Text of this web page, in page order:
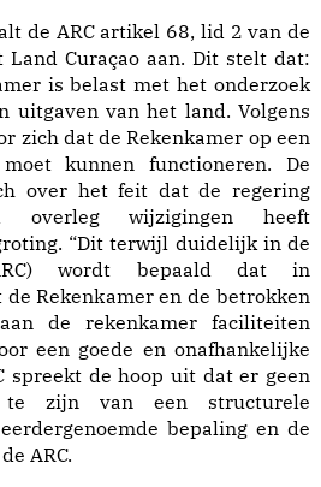
de ARC artikel 68, lid 2 van de
Land Curaçao aan. Dit stelt dat:
is belast met het onderzoek
uitgaven van het land. Volgens
zich dat de Rekenkamer op een
kunnen functioneren. De
over het feit dat de regering
overleg wijzigingen heeft
“Dit terwijl duidelijk in de
wordt bepaald dat in
Rekenkamer en de betrokken
de rekenkamer faciliteiten
een goede en onafhankelijke
spreekt de hoop uit dat er geen
zijn van een structurele
bepaling en de
ARC.